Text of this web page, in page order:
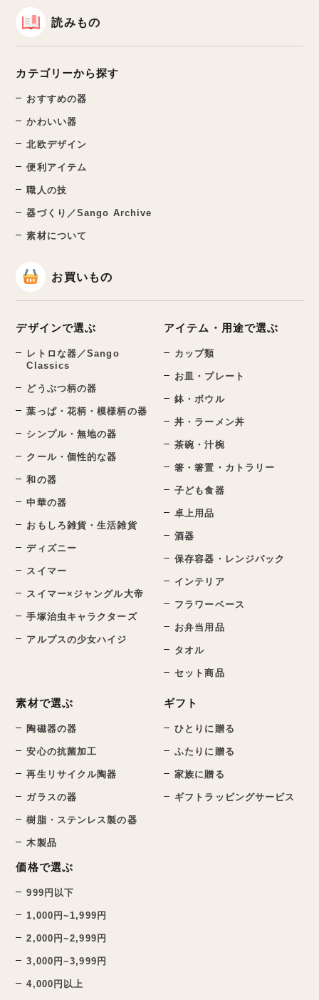
読みもの
カテゴリーから探す
おすすめの器
かわいい器
北欧デザイン
便利アイテム
職人の技
器づくり／Sango Archive
素材について
お買いもの
デザインで選ぶ
レトロな器／Sango
Classics
どうぶつ柄の器
葉っぱ・花柄・模様柄の器
シンプル・無地の器
クール・個性的な器
和の器
中華の器
おもしろ雑貨・生活雑貨
ディズニー
スイマー
スイマー×ジャングル大帝
手塚治虫キャラクターズ
アルプスの少女ハイジ
アイテム・用途で選ぶ
カップ類
お皿・プレート
鉢・ボウル
丼・ラーメン丼
茶碗・汁椀
箸・箸置・カトラリー
子ども食器
卓上用品
酒器
保存容器・レンジパック
インテリア
フラワーベース
お弁当用品
タオル
セット商品
素材で選ぶ
陶磁器の器
安心の抗菌加工
再生リサイクル陶器
ガラスの器
樹脂・ステンレス製の器
木製品
価格で選ぶ
999円以下
1,000円~1,999円
2,000円~2,999円
3,000円~3,999円
4,000円以上
ギフト
ひとりに贈る
ふたりに贈る
家族に贈る
ギフトラッピングサービス